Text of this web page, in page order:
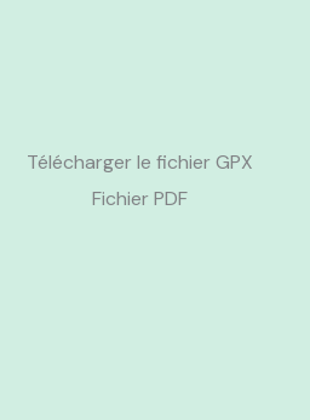
Télécharger le fichier GPX
Fichier PDF